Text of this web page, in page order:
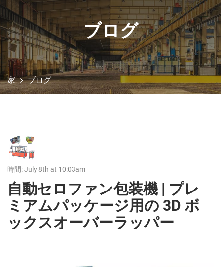
ブログ
家 ブログ
時間: July 8th at 10:03am
自動セロファン包装機 | プレ
ミアムパッケージ用の 3D ボ
ックスオーバーラッパー